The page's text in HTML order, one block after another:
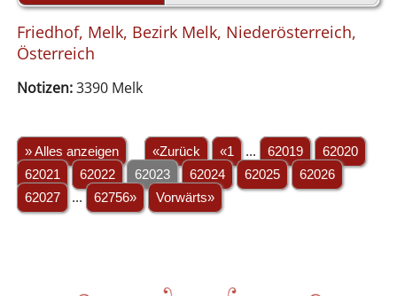
Friedhof, Melk, Bezirk Melk, Niederösterreich,
Österreich
Notizen:3390 Melk
» Alles anzeigen «Zurück «1 ... 62019
62020
62021
62022 62023 62024 62025
62026
62027
... 62756» Vorwärts»